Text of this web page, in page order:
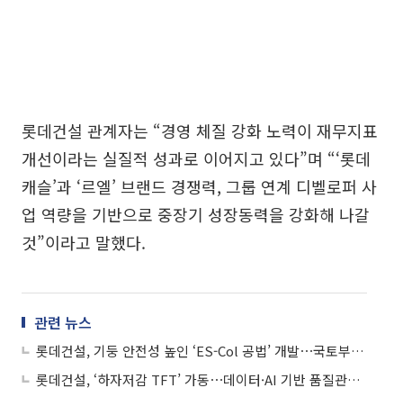
롯데건설 관계자는 “경영 체질 강화 노력이 재무지표
개선이라는 실질적 성과로 이어지고 있다”며 “‘롯데
캐슬’과 ‘르엘’ 브랜드 경쟁력, 그룹 연계 디벨로퍼 사
업 역량을 기반으로 중장기 성장동력을 강화해 나갈
것”이라고 말했다.
관련 뉴스
롯데건설, 기둥 안전성 높인 ‘ES-Col 공법’ 개발⋯국토부 신기술 인증
롯데건설, ‘하자저감 TFT’ 가동⋯데이터·AI 기반 품질관리 강화